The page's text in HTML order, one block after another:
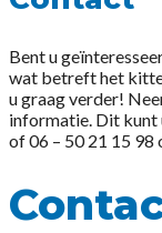
Bent u
wat betreft het
u graag verder!
informatie. Dit kunt
of 06 – 50 21 15